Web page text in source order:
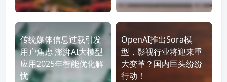
传统媒体信息过载引发
用户焦虑 澎湃AI大模型
应用2025年智能优化解
忧
OpenAI推出Sora模
型，影视行业将迎来重
大变革？国内巨头纷纷
行动！